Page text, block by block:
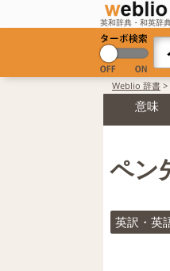
英和辞典・和英辞
Weblio 辞書 >
意味
ペン
英訳・英